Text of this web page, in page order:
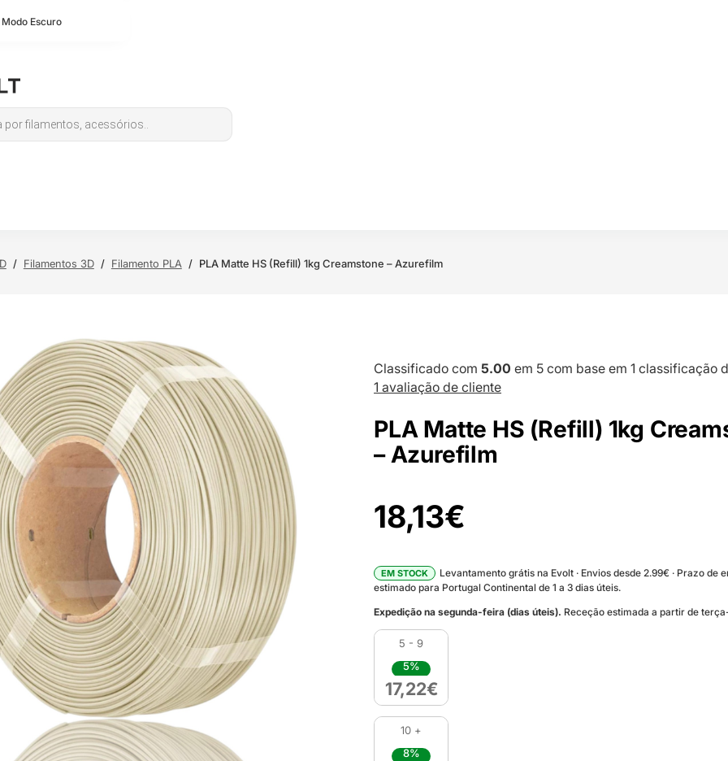
Escuro
/ Filamentos 3D / Filamento PLA / PLA Matte HS (Refill) 1kg Creamstone – Azurefilm
Classificado com 5.00 em 5 com base em 1 classificação
1 avaliação de cliente
PLA Matte HS (Refill) 1kg
– Azurefilm
18,13€
EM STOCK
Levantamento grátis na Evolt · Envios desde 2.99€ · Prazo de
estimado para Portugal Continental de 1 a 3 dias úteis.
Expedição na segunda-feira (dias úteis). Receção estimada a partir de
5 - 9
5%
17,22€
10 +
8%